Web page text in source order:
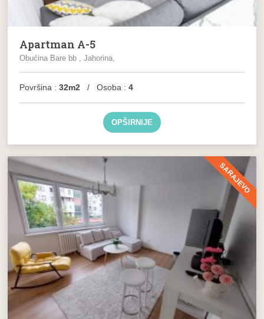
Apartman A-5
Obućina Bare bb , Jahorina,
Površina : 32m2 / Osoba :4
OPŠIRNIJE
SARAJEVO